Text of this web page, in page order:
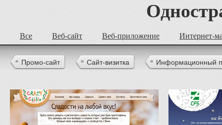
Все Веб-сайт Веб-приложение Интернет-
Промо-сайт Сайт-визитка Информационный